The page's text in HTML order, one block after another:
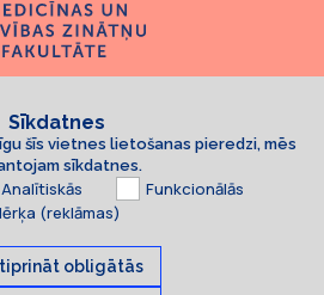
Sīkdatnes
šīs vietnes lietošanas pieredzi, mēs
sīkdatnes.
Analītiskās
Funkcionālās
(reklāmas)
obligātās